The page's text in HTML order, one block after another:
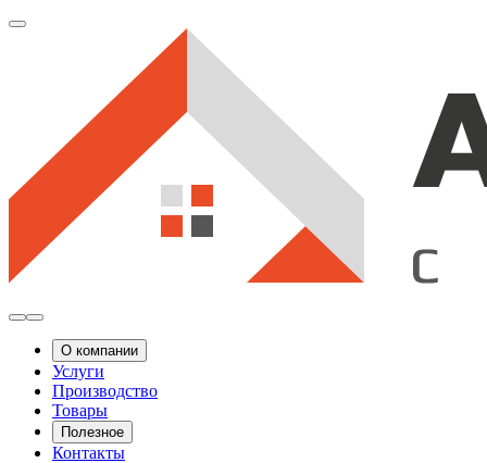
О компании
Услуги
Производство
Товары
Полезное
Контакты